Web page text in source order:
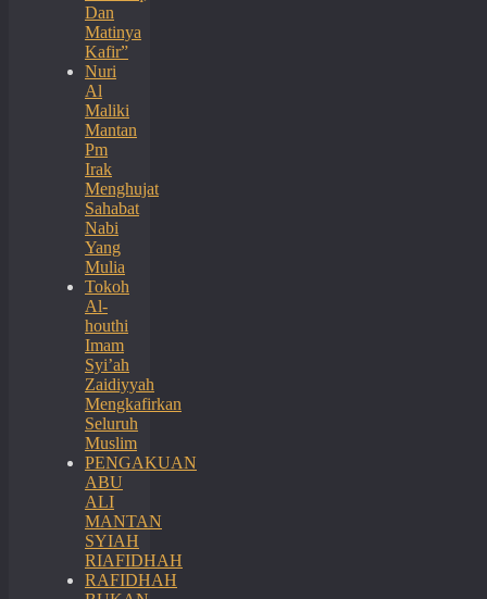
Dan
Matinya
Kafir”
Nuri
Al
Maliki
Mantan
Pm
Irak
Menghujat
Sahabat
Nabi
Yang
Mulia
Tokoh
Al-
houthi
Imam
Syi’ah
Zaidiyyah
Mengkafirkan
Seluruh
Muslim
PENGAKUAN
ABU
ALI
MANTAN
SYIAH
RIAFIDHAH
RAFIDHAH